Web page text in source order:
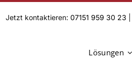
Jetzt kontaktieren:07151 959 30 23
Lösungen